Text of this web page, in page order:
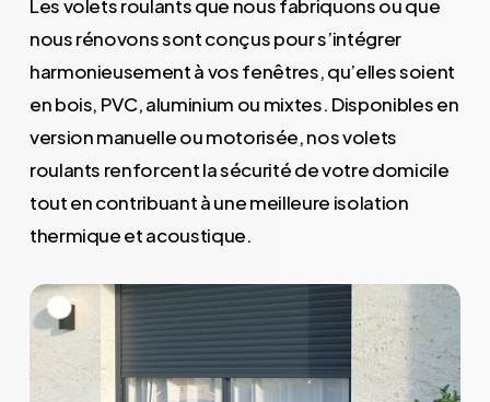
Les volets roulants que nous fabriquons ou que
nous rénovons sont conçus pour s’intégrer
harmonieusement à vos fenêtres, qu’elles soient
en bois, PVC, aluminium ou mixtes. Disponibles en
version manuelle ou motorisée, nos volets
roulants renforcent la sécurité de votre domicile
tout en contribuant à une meilleure isolation
thermique et acoustique.